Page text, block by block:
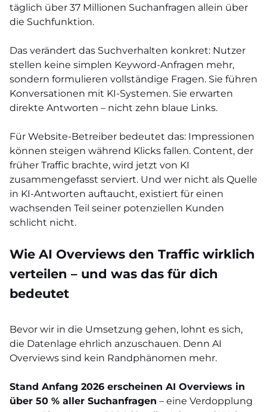
täglich über 37 Millionen Suchanfragen allein über
die Suchfunktion.
Das verändert das Suchverhalten konkret: Nutzer
stellen keine simplen Keyword-Anfragen mehr,
sondern formulieren vollständige Fragen. Sie führen
Konversationen mit KI-Systemen. Sie erwarten
direkte Antworten – nicht zehn blaue Links.
Für Website-Betreiber bedeutet das: Impressionen
können steigen während Klicks fallen. Content, der
früher Traffic brachte, wird jetzt von KI
zusammengefasst serviert. Und wer nicht als Quelle
in KI-Antworten auftaucht, existiert für einen
wachsenden Teil seiner potenziellen Kunden
schlicht nicht.
Wie AI Overviews den Traffic wirklich
verteilen – und was das für dich
bedeutet
Bevor wir in die Umsetzung gehen, lohnt es sich,
die Datenlage ehrlich anzuschauen. Denn AI
Overviews sind kein Randphänomen mehr.
Stand Anfang 2026 erscheinen AI Overviews in
über 50 % aller Suchanfragen – eine Verdopplung